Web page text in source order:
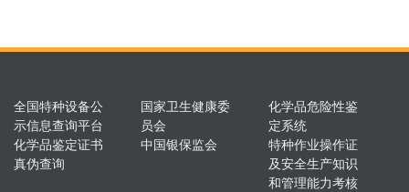
全国特种设备公
示信息查询平台
国家卫生健康委
员会
化学品危险性鉴
定系统
化学品鉴定证书
真伪查询
中国银保监会
特种作业操作证
及安全生产知识
和管理能力考核